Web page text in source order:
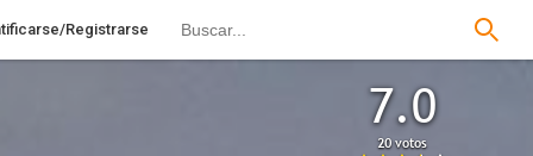
Registrarse
7.0
20 votos